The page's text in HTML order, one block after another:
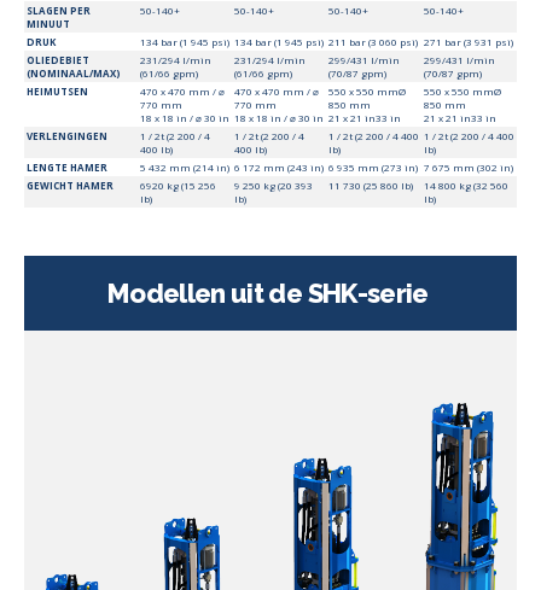
SLAGEN PER
MINUUT
50-140+ 50-140+ 50-140+ 50-140+
DRUK 134 bar (1 945 psi) 134 bar (1 945 psi) 211 bar (3 060 psi) 271 bar (3 931 psi)
OLIEDEBIET
(NOMINAAL/MAX)
231/294 l/min
(61/66 gpm)
231/294 l/min
(61/66 gpm)
299/431 l/min
(70/87 gpm)
299/431 l/min
(70/87 gpm)
HEIMUTSEN
470 x 470 mm / ⌀
770 mm
18 x 18 in / ⌀ 30 in
470 x 470 mm / ⌀
770 mm
18 x 18 in / ⌀ 30 in
550 x 550 mmØ
850 mm
21 x 21 in33 in
550 x 550 mmØ
850 mm
21 x 21 in33 in
VERLENGINGEN
1 / 2t (2 200 / 4
400 lb)
1 / 2t (2 200 / 4
400 lb)
1 / 2t (2 200 / 4 400
lb)
1 / 2t (2 200 / 4 400
lb)
LENGTE HAMER
5 432 mm (214 in) 6 172 mm (243 in) 6 935 mm (273 in) 7 675 mm (302 in)
GEWICHT HAMER
6920 kg (15 256
lb)
9 250 kg (20 393
lb)
11 730 (25 860 lb)
14 800 kg (32 560
lb)
Modellen uit de SHK-serie